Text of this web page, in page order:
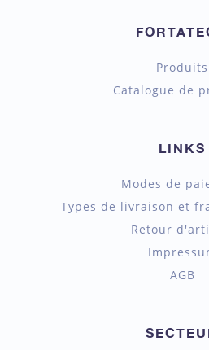
Produits
Catalogue de
LINKS
Modes de
Types de livraison et
Retour
AGB